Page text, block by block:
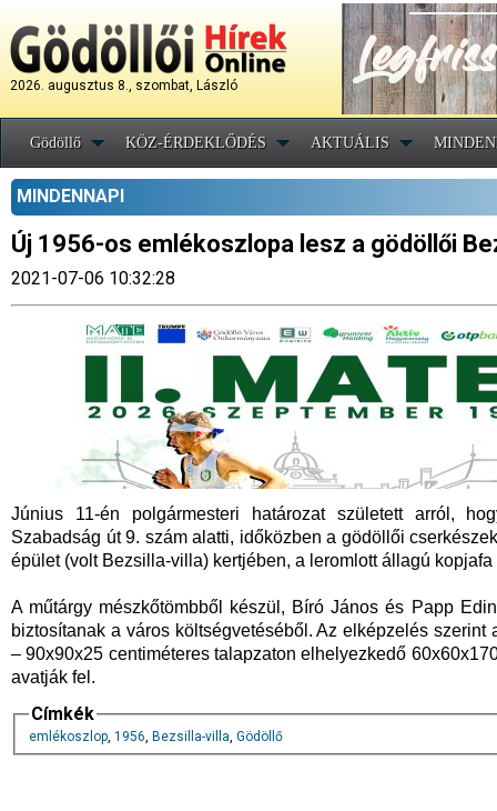
2026. augusztus 8., szombat, László
Gödöllő KÖZ-ÉRDEKLŐDÉS AKTUÁLIS
MINDENNAPI
Új 1956-os emlékoszlopa lesz a gödöllői
2021-07-06 10:32:28
Június 11-én polgármesteri határozat született arról,
Szabadság út 9. szám alatti, időközben a gödöllői
épület (volt Bezsilla-villa) kertjében, a leromlott állagú
A műtárgy mészkőtömbből készül, Bíró János és Papp
biztosítanak a város költségvetéséből. Az elképzelés
– 90x90x25 centiméteres talapzaton elhelyezkedő
avatják fel.
Címkék
emlékoszlop, 1956, Bezsilla-villa, Gödöllő